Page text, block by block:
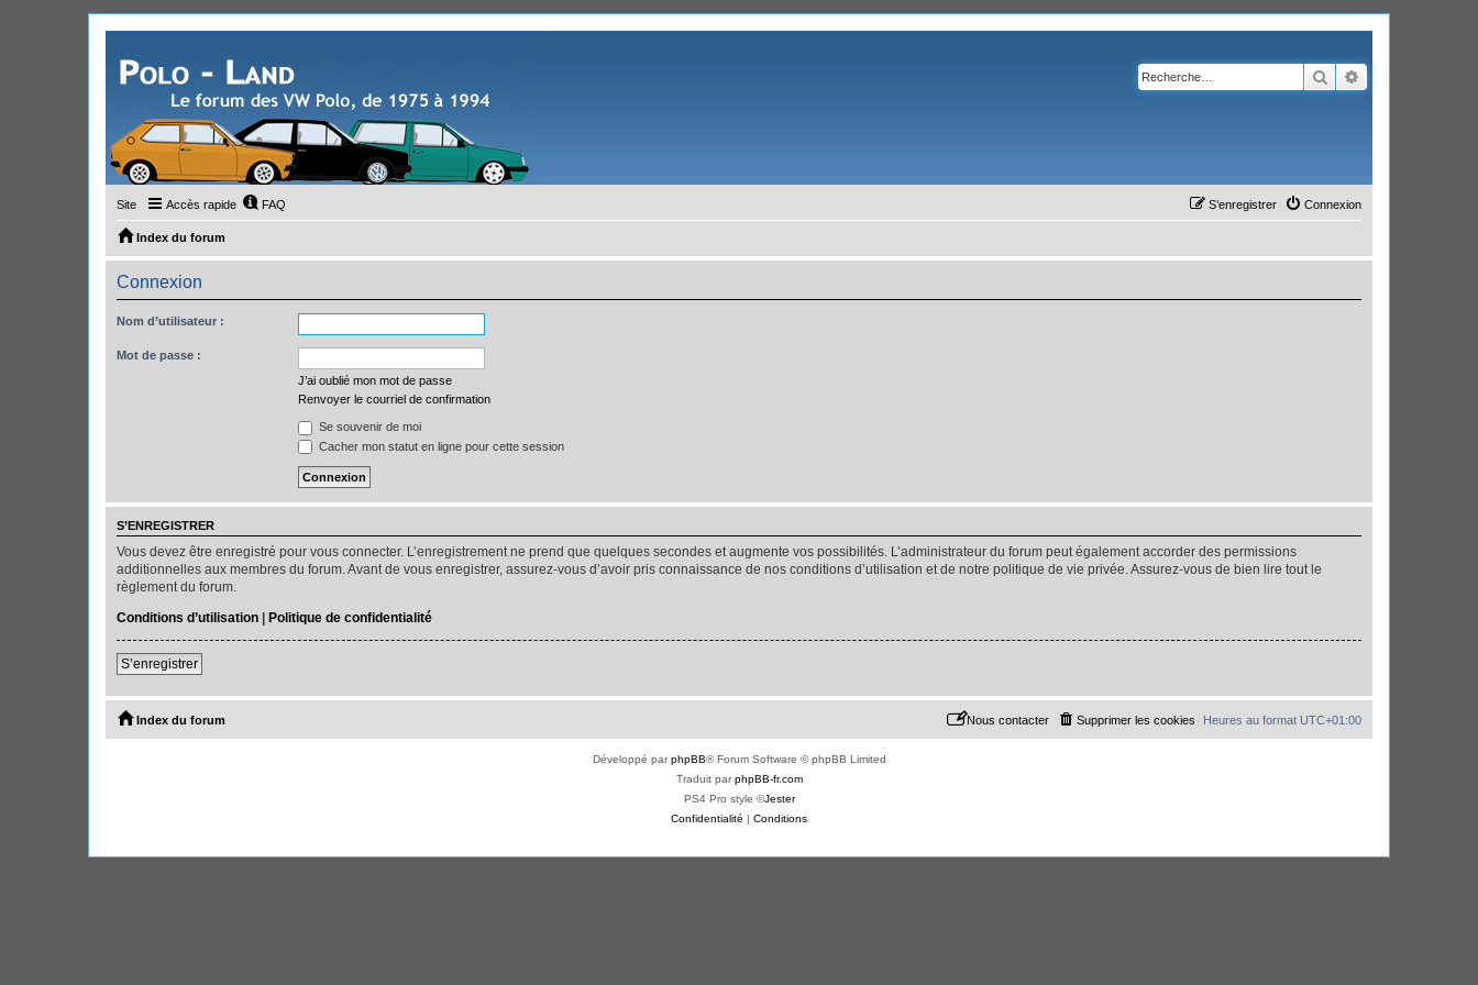
Rechercher
Site Accès rapide FAQ Connexion
S’enregistrer
Index du forum
Connexion
Nom d’utilisateur :
Mot de passe :
J’ai oublié mon mot de passe
Renvoyer le courriel de confirmation
Se souvenir de moi
Cacher mon statut en ligne pour cette session
S’ENREGISTRER
Vous devez être enregistré pour vous connecter. L’enregistrement ne prend que quelques secondes et augmente vos possibilités. L’administrateur du forum peut également accorder des permissions
additionnelles aux membres du forum. Avant de vous enregistrer, assurez-vous d’avoir pris connaissance de nos conditions d’utilisation et de notre politique de vie privée. Assurez-vous de bien lire tout le
règlement du forum.
Conditions d’utilisation | Politique de confidentialité
S’enregistrer
Index du forum Heures au format UTC+01:00
Supprimer les cookies
Nous contacter
Développé parphpBB® Forum Software © phpBB Limited
Traduit parphpBB-fr.com
PS4 Pro style ©Jester
Confidentialité | Conditions